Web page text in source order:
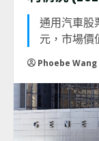
通用汽車股
元，市場價
Phoebe Wang